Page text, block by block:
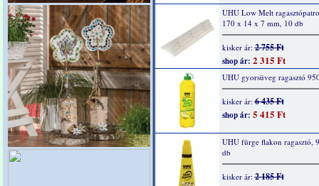
UHU Low Melt
170 x 14 x 7 mm, 10 db
kisker ár:2 755 Ft
shop ár: 2 315 Ft
UHU gyorsüveg ragasztó
kisker ár:6 435 Ft
shop ár: 5 415 Ft
UHU fürge flakon ragasztó,
db
kisker ár:2 185 Ft